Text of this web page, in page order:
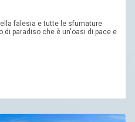
falesia e tutte le sfumature
di paradiso che è un'oasi di pace e